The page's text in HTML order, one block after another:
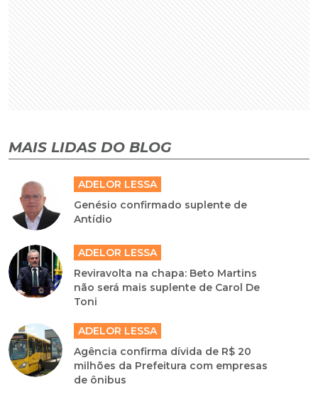
MAIS LIDAS DO BLOG
ADELOR LESSA
Genésio confirmado suplente de
Antídio
ADELOR LESSA
Reviravolta na chapa: Beto Martins
não será mais suplente de Carol De
Toni
ADELOR LESSA
Agência confirma dívida de R$ 20
milhões da Prefeitura com empresas
de ônibus